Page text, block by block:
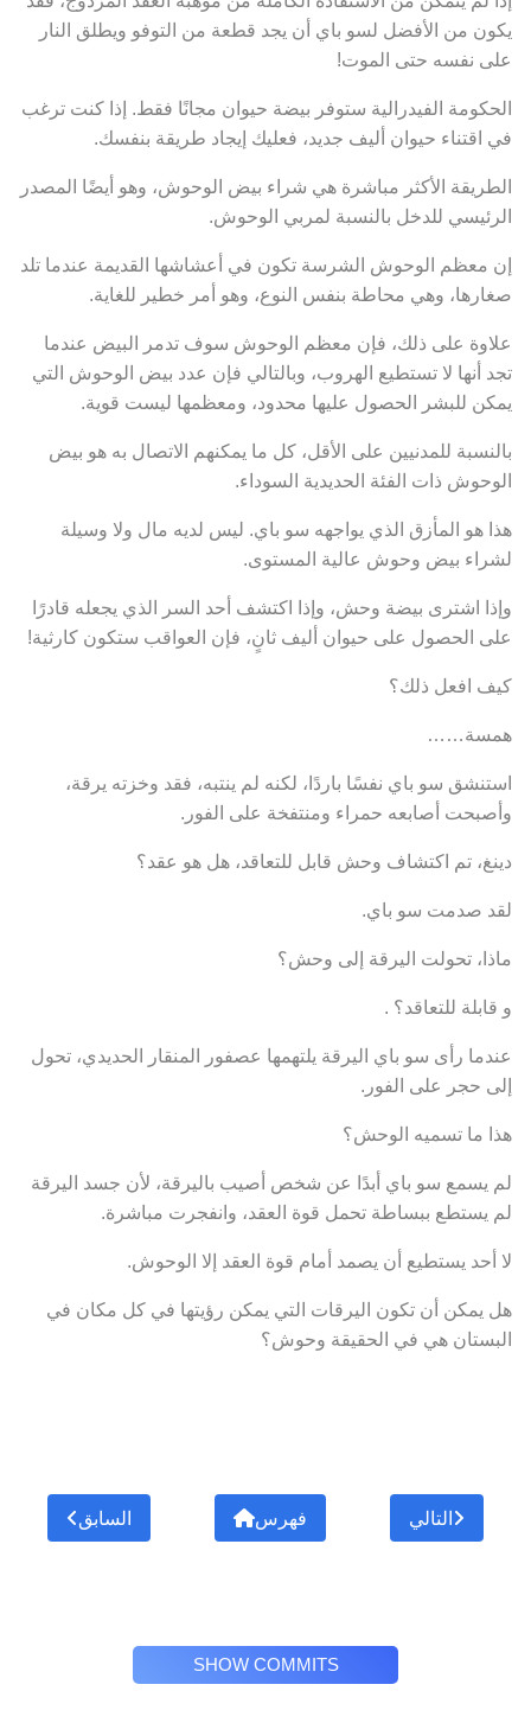
يكون من الأفضل لسو باي أن يجد قطعة من التوفو ويطلق النار
على نفسه حتى الموت!
الحكومة الفيدرالية ستوفر بيضة حيوان مجانًا فقط. إذا كنت ترغب
في اقتناء حيوان أليف جديد، فعليك إيجاد طريقة بنفسك.
الطريقة الأكثر مباشرة هي شراء بيض الوحوش، وهو أيضًا المصدر
الرئيسي للدخل بالنسبة لمربي الوحوش.
إن معظم الوحوش الشرسة تكون في أعشاشها القديمة عندما تلد
صغارها، وهي محاطة بنفس النوع، وهو أمر خطير للغاية.
علاوة على ذلك، فإن معظم الوحوش سوف تدمر البيض عندما
تجد أنها لا تستطيع الهروب، وبالتالي فإن عدد بيض الوحوش التي
يمكن للبشر الحصول عليها محدود، ومعظمها ليست قوية.
بالنسبة للمدنيين على الأقل، كل ما يمكنهم الاتصال به هو بيض
الوحوش ذات الفئة الحديدية السوداء.
هذا هو المأزق الذي يواجهه سو باي. ليس لديه مال ولا وسيلة
لشراء بيض وحوش عالية المستوى.
وإذا اشترى بيضة وحش، وإذا اكتشف أحد السر الذي يجعله قادرًا
على الحصول على حيوان أليف ثانٍ، فإن العواقب ستكون كارثية!
كيف افعل ذلك؟
همسة……
استنشق سو باي نفسًا باردًا، لكنه لم ينتبه، فقد وخزته يرقة،
وأصبحت أصابعه حمراء ومنتفخة على الفور.
دينغ، تم اكتشاف وحش قابل للتعاقد، هل هو عقد؟
لقد صدمت سو باي.
ماذا، تحولت اليرقة إلى وحش؟
و قابلة للتعاقد؟ .
عندما رأى سو باي اليرقة يلتهمها عصفور المنقار الحديدي، تحول
إلى حجر على الفور.
هذا ما تسميه الوحش؟
لم يسمع سو باي أبدًا عن شخص أصيب باليرقة، لأن جسد اليرقة
لم يستطع ببساطة تحمل قوة العقد، وانفجرت مباشرة.
لا أحد يستطيع أن يصمد أمام قوة العقد إلا الوحوش.
هل يمكن أن تكون اليرقات التي يمكن رؤيتها في كل مكان في
البستان هي في الحقيقة وحوش؟
السابق فهرس التالي
SHOW COMMITS